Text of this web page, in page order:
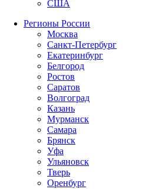
США
Регионы России
Москва
Санкт-Петербург
Екатеринбург
Белгород
Ростов
Саратов
Волгоград
Казань
Мурманск
Самара
Брянск
Уфа
Ульяновск
Тверь
Оренбург